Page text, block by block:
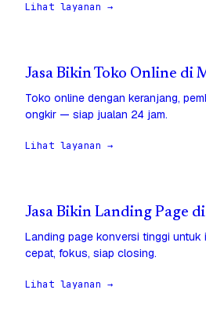
Lihat layanan →
Jasa Bikin Toko Online di
Toko online dengan keranjang,
ongkir — siap jualan 24 jam.
Lihat layanan →
Jasa Bikin Landing Page
Landing page konversi tinggi
cepat, fokus, siap closing.
Lihat layanan →